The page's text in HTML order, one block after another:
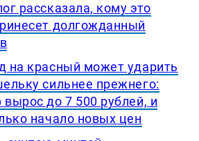
рассказала, кому это
долгожданный
на красный может ударить
сильнее прежнего:
до 7 500 рублей, и
начало новых цен